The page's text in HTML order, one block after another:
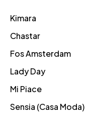
Kimara
Chastar
Fos Amsterdam
Lady Day
Mi Piace
Sensia (Casa Moda)